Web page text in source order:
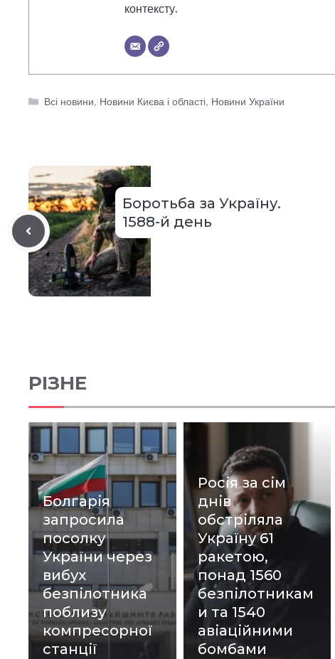
контексту.
Категорії
Всі новини, Новини Києва і області, Новини України
Боротьба за Україну.
1588-й день
РІЗНЕ
Болгарія
запросила
посолку
України через
вибух
безпілотника
поблизу
компресорної
станції
Росія за сім
днів
обстріляла
Україну 61
ракетою,
понад 1560
безпілотникам
и та 1540
авіаційними
бомбами